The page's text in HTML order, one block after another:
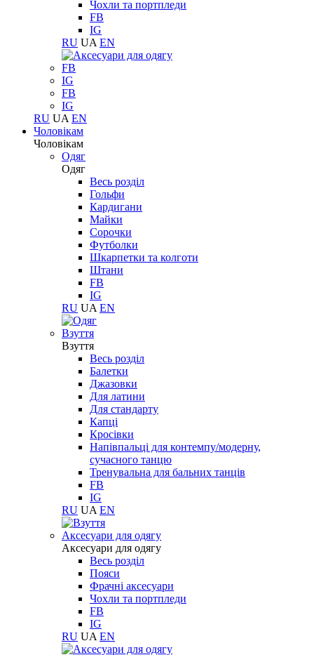
Чохли та портпледи
FB
IG
RU UA EN
FB
IG
FB
IG
RU UA EN
Чоловікам
Чоловікам
Одяг
Одяг
Весь розділ
Гольфи
Кардигани
Майки
Сорочки
Футболки
Шкарпетки та колготи
Штани
FB
IG
RU UA EN
Взуття
Взуття
Весь розділ
Балетки
Джазовки
Для латини
Для стандарту
Капці
Кросівки
Напівпальці для контемпу/модерну,
сучасного танцю
Тренувальна для бальних танців
FB
IG
RU UA EN
Aксесуари для одягу
Aксесуари для одягу
Весь розділ
Пояси
Фрачні аксесуари
Чохли та портпледи
FB
IG
RU UA EN